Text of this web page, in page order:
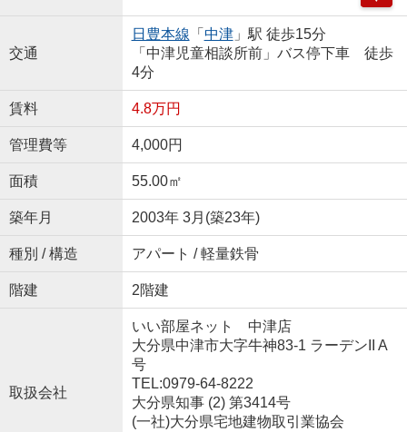
交通
日豊本線 「 中津」駅 徒歩15分
「中津児童相談所前」バス停下車 徒歩
4分
賃料 4.8万円
管理費等 4,000円
面積 55.00㎡
築年月 2003年 3月(築23年)
種別 / 構造 アパート / 軽量鉄骨
階建 2階建
取扱会社
いい部屋ネット 中津店
大分県中津市大字牛神83-1 ラーデンII A
号
TEL:0979-64-8222
大分県知事 (2) 第3414号
(一社)大分県宅地建物取引業協会